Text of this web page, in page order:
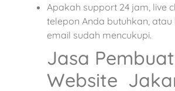
Apakah support 24 jam, live
telepon Anda butuhkan,
email sudah mencukupi.
Jasa
Website